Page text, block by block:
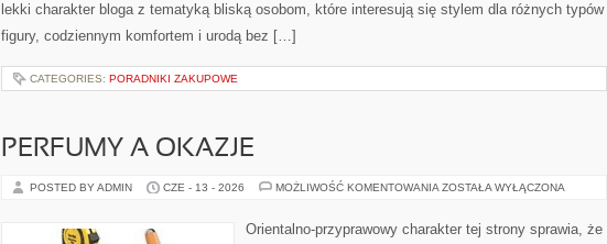
lekki charakter bloga z tematyką bliską osobom, które interesują się stylem dla różnych typów
figury, codziennym komfortem i urodą bez […]
CATEGORIES: PORADNIKI ZAKUPOWE
PERFUMY A OKAZJE
POSTED BY ADMIN CZE - 13 - 2026 MOŻLIWOŚĆ KOMENTOWANIA PERFUMY
ZOSTAŁA WYŁĄCZONA
Orientalno-przyprawowy charakter tej strony sprawia, że